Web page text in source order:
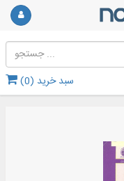
سبد خرید (0
)